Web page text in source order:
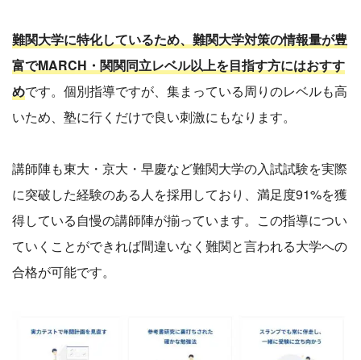
難関大学に特化しているため、難関大学対策の情報量が豊
富でMARCH・関関同立レベル以上を目指す方にはおすす
めです。個別指導ですが、集まっている周りのレベルも高
いため、塾に行くだけで良い刺激にもなります。
講師陣も東大・京大・早慶など難関大学の入試試験を実際
に突破した経験のある人を採用しており、満足度91%を獲
得している自慢の講師陣が揃っています。この指導につい
ていくことができれば間違いなく難関と言われる大学への
合格が可能です。